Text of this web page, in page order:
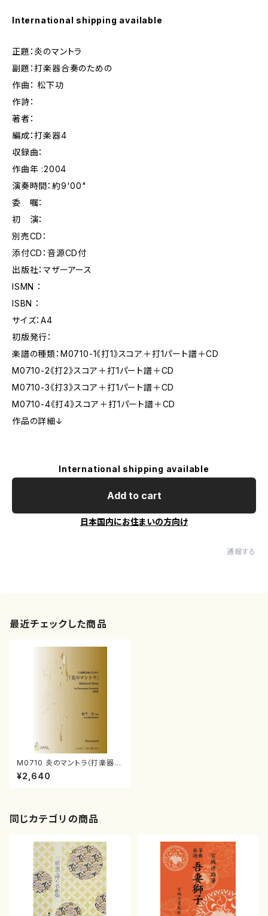
International shipping available
正題：炎のマントラ
副題：打楽器合奏のための
作曲： 松下功
作詩：
著者：
編成：打楽器4
収録曲：
作曲年 :2004
演奏時間：約9'00"
委 嘱：
初 演：
別売CD：
添付CD：音源CD付
出版社：マザーアース
ISMN ：
ISBN ：
サイズ：A4
初版発行：
楽譜の種類：M0710-1《打1》スコア＋打1パート譜＋CD
M0710-2《打2》スコア＋打1パート譜＋CD
M0710-3《打3》スコア＋打1パート譜＋CD
M0710-4《打4》スコア＋打1パート譜＋CD
作品の詳細↓
International shipping available
Add to cart
日本国内にお住まいの方向け
通報する
最近チェックした商品
M0710 炎のマントラ（打楽器4/
松下功/楽譜）
¥2,640
同じカテゴリの商品